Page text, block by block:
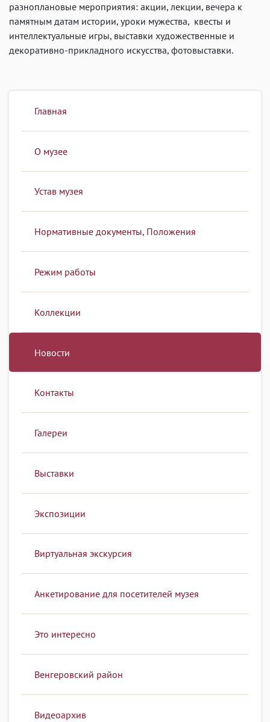
разноплановые мероприятия: акции, лекции, вечера к
памятным датам истории, уроки мужества, квесты и
интеллектуальные игры, выставки художественные и
декоративно-прикладного искусства, фотовыставки.
Главная
О музее
Устав музея
Нормативные документы, Положения
Режим работы
Коллекции
Новости
Контакты
Галереи
Выставки
Экспозиции
Виртуальная экскурсия
Анкетирование для посетителей музея
Это интересно
Венгеровский район
Видеоархив